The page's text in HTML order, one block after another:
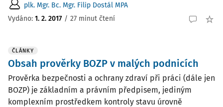
plk. Mgr. Bc. Mgr. Filip Dostál MPA
Vydáno: 1. 2. 2017 / 27 minut čtení
ČLÁNKY
Obsah prověrky BOZP v malých podnicích
Prověrka bezpečnosti a ochrany zdraví při práci (dále jen
BOZP) je základním a právním předpisem, jediným
komplexním prostředkem kontroly stavu úrovně